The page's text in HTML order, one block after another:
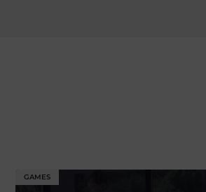
GAMES